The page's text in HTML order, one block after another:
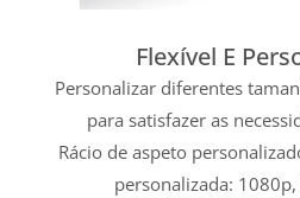
Flexível E
Personalizar diferentes
para satisfazer as
Rácio de aspeto
personalizada: